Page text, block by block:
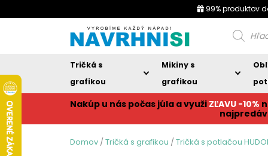
99% produktov
Products
search
Tričká s
grafikou
Mikiny s
grafikou
Nakúp u nás počas júla a využi ZĽAVU -10%
Domov /Tričká s grafikou /Tričká s potlačou